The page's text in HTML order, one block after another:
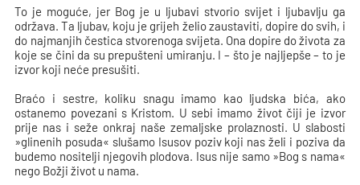
To je moguće, jer Bog je u ljubavi stvorio svijet i ljubavlju ga
održava. Ta ljubav, koju je grijeh želio zaustaviti, dopire do svih, i
do najmanjih čestica stvorenoga svijeta. Ona dopire do života za
koje se čini da su prepušteni umiranju. I – što je najljepše – to je
izvor koji neće presušiti.
Braćo i sestre, koliku snagu imamo kao ljudska bića, ako
ostanemo povezani s Kristom. U sebi imamo život čiji je izvor
prije nas i seže onkraj naše zemaljske prolaznosti. U slabosti
»glinenih posuda« slušamo Isusov poziv koji nas želi i poziva da
budemo nositelji njegovih plodova. Isus nije samo »Bog s nama«
nego Božji život u nama.